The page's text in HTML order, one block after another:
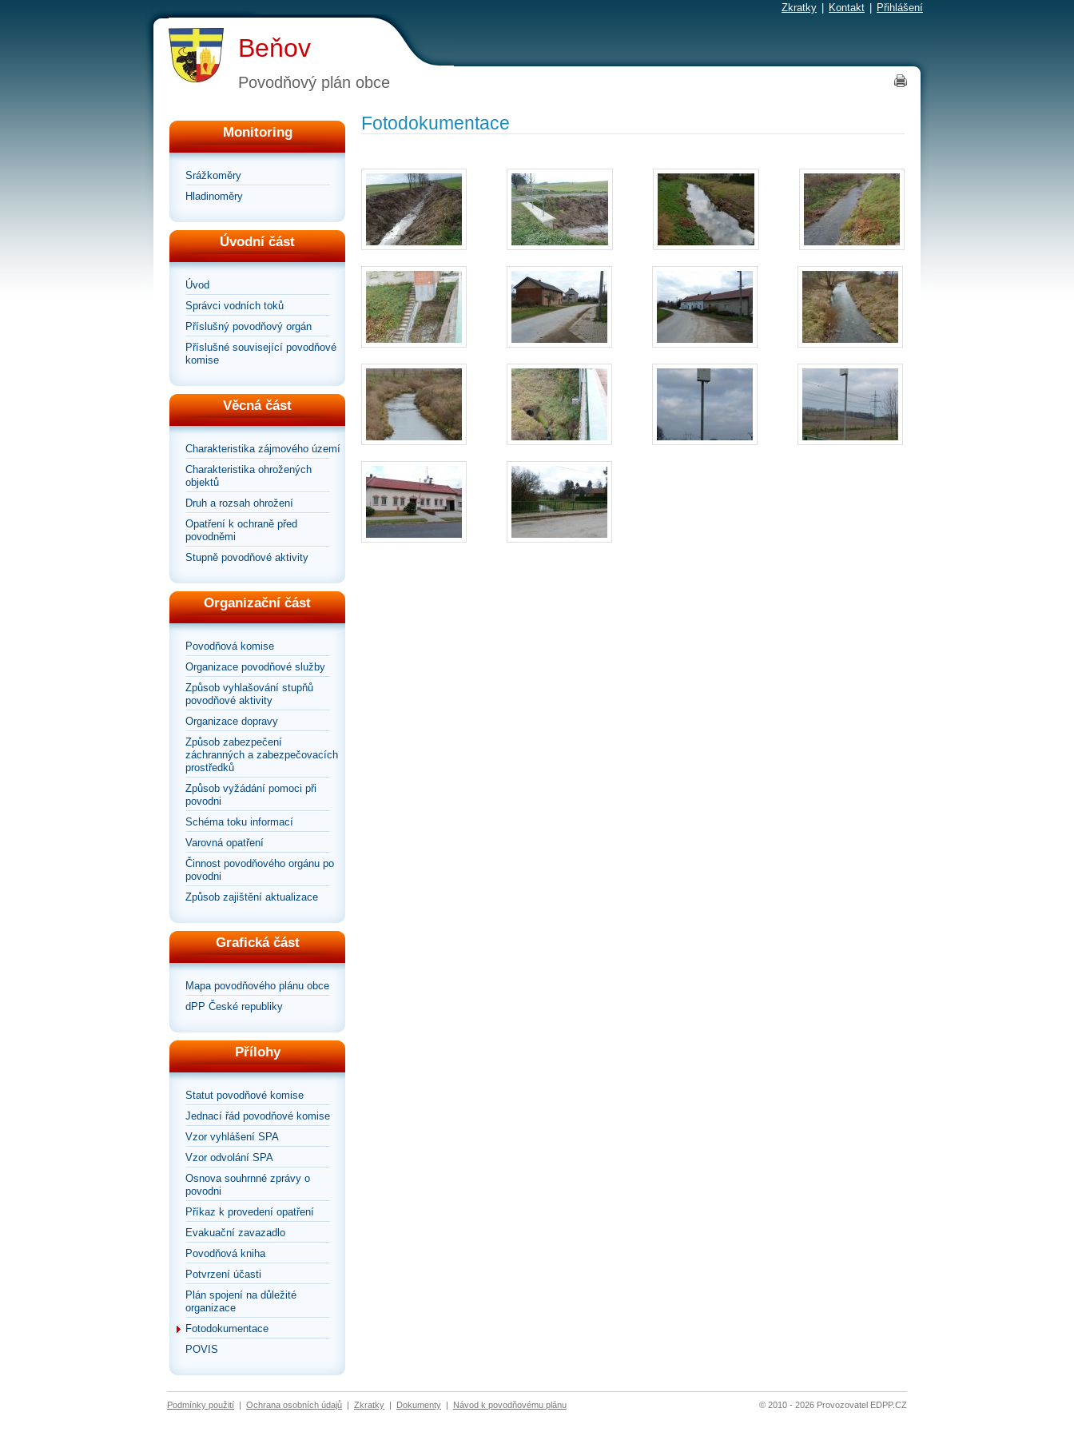
Zkratky Kontakt Přihlášení
Beňov
Povodňový plán obce
Monitoring
Srážkoměry
Hladinoměry
Úvodní část
Úvod
Správci vodních toků
Příslušný povodňový orgán
Příslušné související povodňové
komise
Věcná část
Charakteristika zájmového území
Charakteristika ohrožených
objektů
Druh a rozsah ohrožení
Opatření k ochraně před
povodněmi
Stupně povodňové aktivity
Organizační část
Povodňová komise
Organizace povodňové služby
Způsob vyhlašování stupňů
povodňové aktivity
Organizace dopravy
Způsob zabezpečení
záchranných a zabezpečovacích
prostředků
Způsob vyžádání pomoci při
povodni
Schéma toku informací
Varovná opatření
Činnost povodňového orgánu po
povodni
Způsob zajištění aktualizace
Grafická část
Mapa povodňového plánu obce
dPP České republiky
Přílohy
Statut povodňové komise
Jednací řád povodňové komise
Vzor vyhlášení SPA
Vzor odvolání SPA
Osnova souhrnné zprávy o
povodni
Příkaz k provedení opatření
Evakuační zavazadlo
Povodňová kniha
Potvrzení účasti
Plán spojení na důležité
organizace
Fotodokumentace
POVIS
Fotodokumentace
Podmínky použití | Ochrana osobních údajů | Zkratky | Dokumenty | Návod k povodňovému plánu © 2010 - 2026 Provozovatel EDPP.CZ